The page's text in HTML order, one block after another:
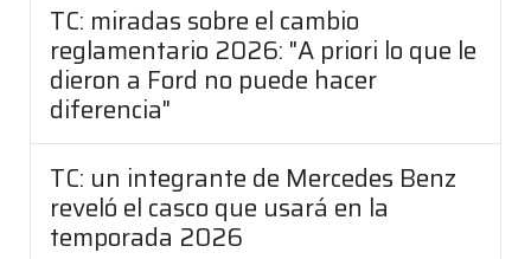
TC: miradas sobre el cambio
reglamentario 2026: "A priori lo que le
dieron a Ford no puede hacer
diferencia"
TC: un integrante de Mercedes Benz
reveló el casco que usará en la
temporada 2026